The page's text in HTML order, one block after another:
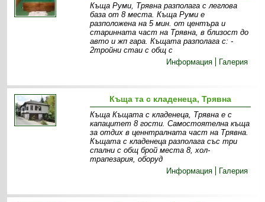
Къща Руми, Трявна разполага с леглова
база от 8 места. Къща Руми е
разположена на 5 мин. от центъра и
старинната част на Трявна, в близост до
авто и жп гара. Къщата разполага с: -
2тройни стаи с общ с
Информация
Галерия
Къща та с кладенеца, Трявна
Къща Къщата с кладенеца, Трявна е с
капацитет 8 гости. Самостоятелна къща
за отдих в ценнтралната част на Трявна.
Къщата с кладенеца разполага със три
спални с общ брой места 8, хол-
трапезария, оборуд
Информация
Галерия